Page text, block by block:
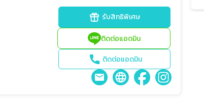
รับสิทธิพิเศษ
ติดต่อแอดมิน
ติดต่อแอดมิน